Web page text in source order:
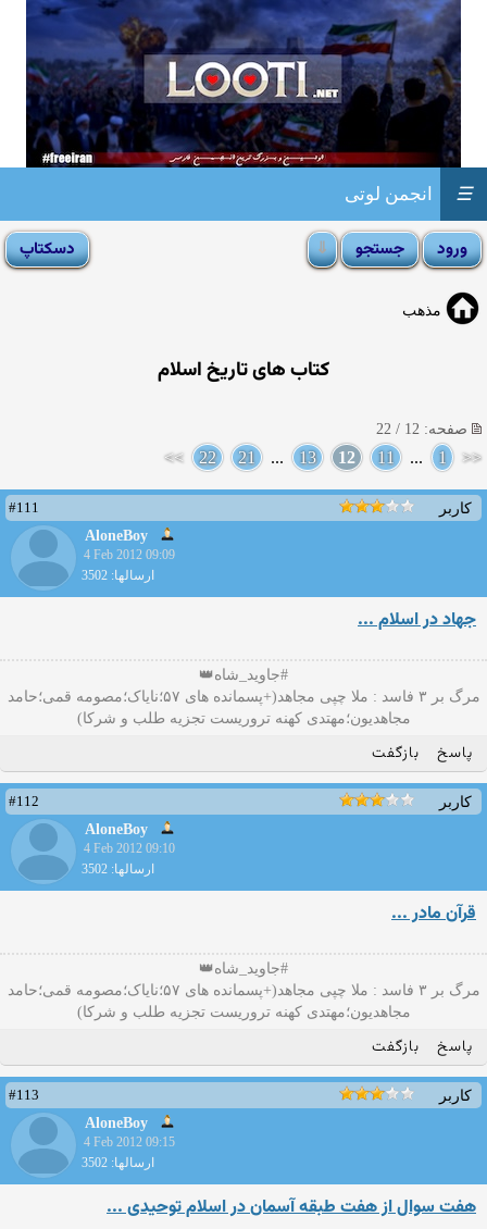
انجمن لوتی ☰
مذهب
کتاب های تاریخ اسلام
صفحه: 12 / 22
<<
1
...
11
12
13
...
21
22
>>
کاربر
#111
AloneBoy
4 Feb 2012 09:09
ارسالها: 3502
جهاد در اسلام ...
#جاوید_شاه👑
مرگ بر ۳ فاسد : ملا چپی مجاهد(+پسمانده های ۵۷؛نایاک؛مصومه قمی؛حامد
مجاهدیون؛مهتدی کهنه تروریست تجزیه طلب و شرکا)
پاسخ بازگفت
کاربر
#112
AloneBoy
4 Feb 2012 09:10
ارسالها: 3502
قرآن مادر ...
#جاوید_شاه👑
مرگ بر ۳ فاسد : ملا چپی مجاهد(+پسمانده های ۵۷؛نایاک؛مصومه قمی؛حامد
مجاهدیون؛مهتدی کهنه تروریست تجزیه طلب و شرکا)
پاسخ بازگفت
کاربر
#113
AloneBoy
4 Feb 2012 09:15
ارسالها: 3502
هفت سوال از هفت طبقه آسمان در اسلام توحیدی ...